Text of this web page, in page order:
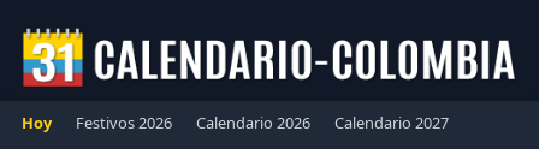
Hoy Festivos 2026 Calendario 2026
Calendario 2027